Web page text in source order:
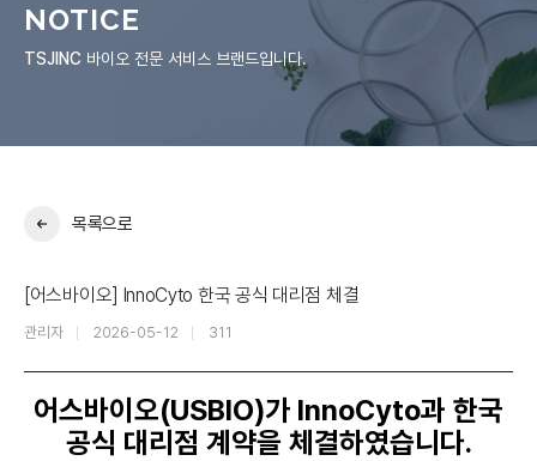
NOTICE
TSJINC 바이오 전문 서비스 브랜드입니다.
목록으로
[어스바이오] InnoCyto 한국 공식 대리점 체결
관리자 2026-05-12 311
어스바이오(USBIO)가 InnoCyto과 한국
공식 대리점 계약을 체결하였습니다.